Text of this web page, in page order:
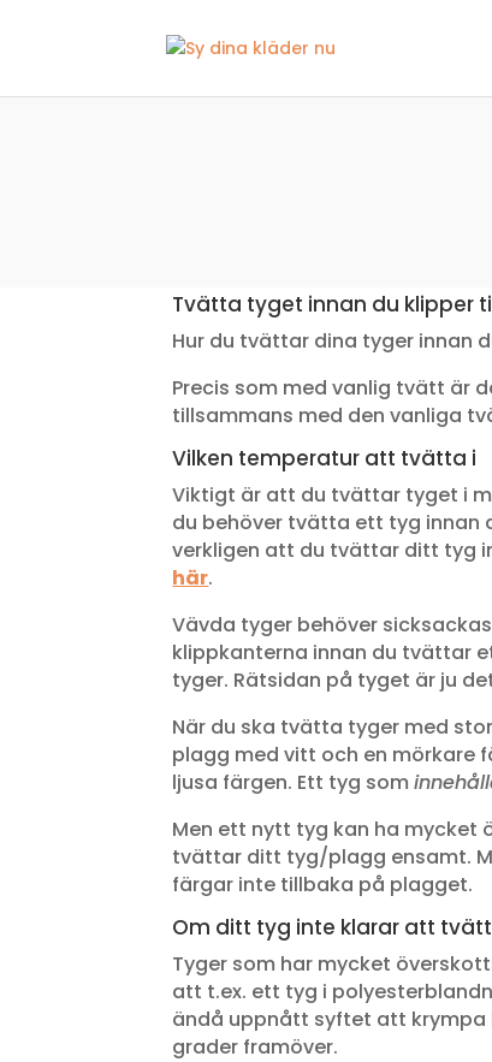
Tvätta tyget innan du klipper
Hur du tvättar dina tyger innan
Precis som med vanlig tvätt är
tillsammans med den vanliga
Vilken temperatur att tvätta i
Viktigt är att du tvättar tyget i
du behöver tvätta ett tyg innan
verkligen att du tvättar ditt tyg
här.
Vävda tyger behöver
klippkanterna innan du tvättar
tyger. Rätsidan på tyget är ju
När du ska tvätta tyger med
plagg med vitt och en mörkare
ljusa färgen. Ett tyg som
Men ett nytt tyg kan ha mycket
tvättar ditt tyg/plagg ensamt.
färgar inte tillbaka på plagget.
Om ditt tyg inte klarar att
Tyger som har mycket
att t.ex. ett tyg i
ändå uppnått syftet att
grader framöver.